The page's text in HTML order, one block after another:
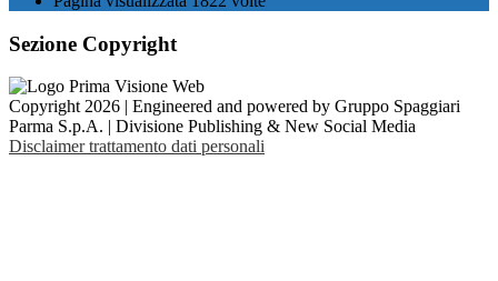
Sezione Copyright
Copyright 2026 | Engineered and powered by Gruppo Spaggiari
Parma S.p.A. | Divisione Publishing & New Social Media
Disclaimer trattamento dati personali